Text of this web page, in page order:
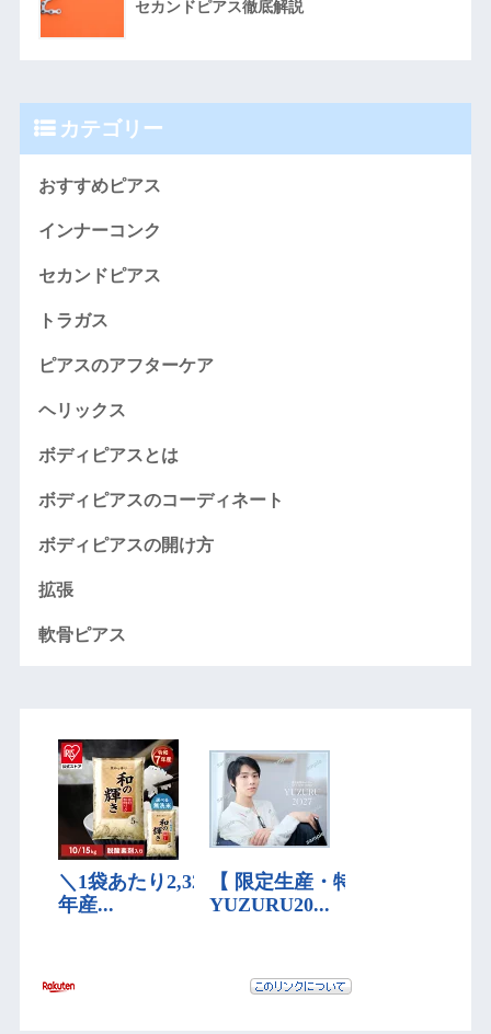
セカンドピアス徹底解説
カテゴリー
おすすめピアス
インナーコンク
セカンドピアス
トラガス
ピアスのアフターケア
ヘリックス
ボディピアスとは
ボディピアスのコーディネート
ボディピアスの開け方
拡張
軟骨ピアス